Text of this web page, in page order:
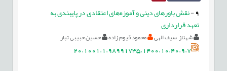
9
-نقش باورهای دینی و آموزه‌های اعتقادی در پایبندی به
تعهد قرارداری
شهناز سیف الهی محمود قیوم زاده حسین حبیبی تبار
20.1001.1.98991735.1400.10.40.9.7